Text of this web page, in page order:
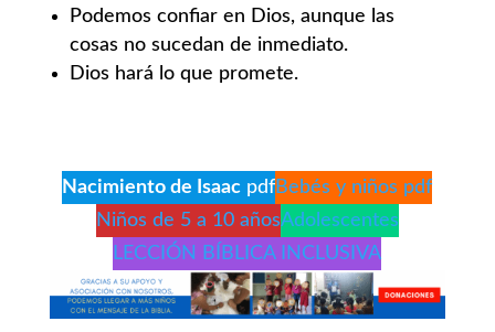
Podemos confiar en Dios, aunque las
cosas no sucedan de inmediato.
Dios hará lo que promete.
Nacimiento de Isaac pdfBebés y niños pdf
Niños de 5 a 10 añosAdolescentes
LECCIÓN BÍBLICA INCLUSIVA